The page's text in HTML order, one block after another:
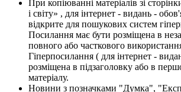
При копіюванні матеріалів зі
і світу» , для інтернет - видань -
відкрите для пошукових систем
Посилання має бути розміщена в
повного або часткового
Гіперпосилання ( для інтернет -
розміщена в підзаголовку або в
матеріалу.
Новини з позначками "Думка",